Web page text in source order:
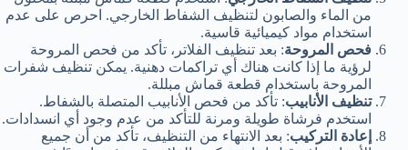
من الماء والصابون لتنظيف الشفاط الخارجي. احرص على عدم
استخدام مواد كيميائية قاسية.
فحص المروحة: بعد تنظيف الفلاتر، تأكد من فحص المروحة
لرؤية ما إذا كانت هناك أي تراكمات دهنية. يمكن تنظيف شفرات
المروحة باستخدام قطعة قماش مبللة.
تنظيف الأنابيب: تأكد من فحص الأنابيب المتصلة بالشفاط.
استخدم فرشاة طويلة ومرنة للتأكد من عدم وجود أي انسدادات.
إعادة التركيب: بعد الانتهاء من التنظيف، تأكد من أن جميع